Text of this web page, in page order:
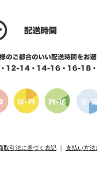
取引法に基づく表記｜ 支払い方法